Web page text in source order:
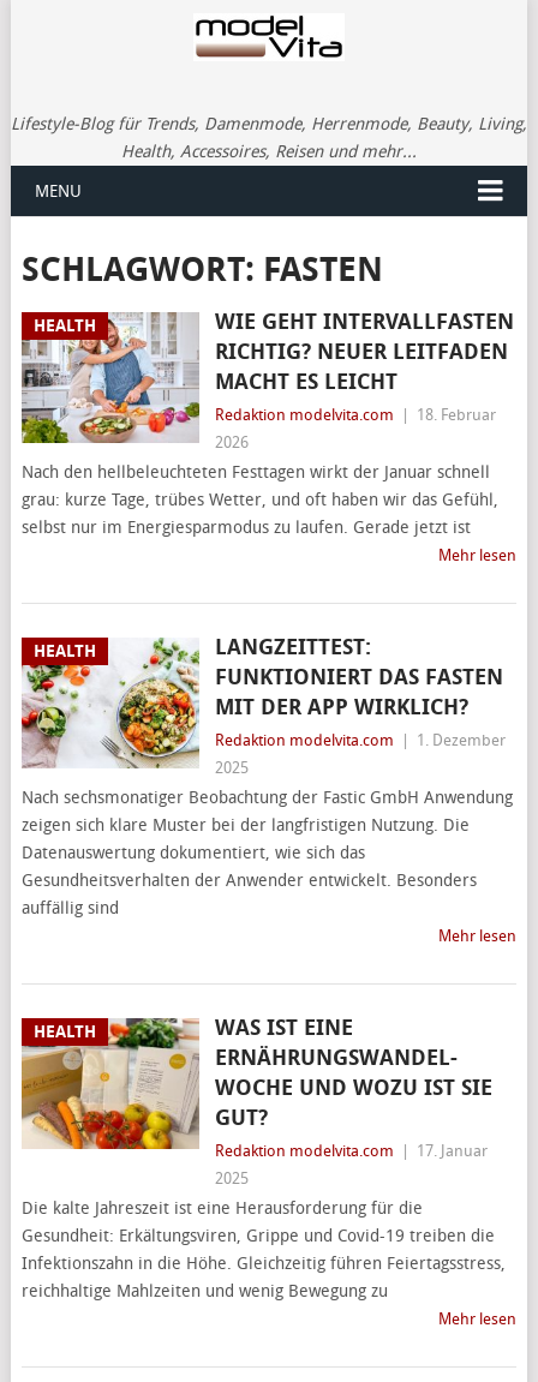
Lifestyle-Blog für Trends, Damenmode, Herrenmode, Beauty, Living,
Health, Accessoires, Reisen und mehr...
MENU
SCHLAGWORT: FASTEN
HEALTH
WIE GEHT INTERVALLFASTEN
RICHTIG? NEUER LEITFADEN
MACHT ES LEICHT
Redaktion modelvita.com
18. Februar
2026
Nach den hellbeleuchteten Festtagen wirkt der Januar schnell
grau: kurze Tage, trübes Wetter, und oft haben wir das Gefühl,
selbst nur im Energiesparmodus zu laufen. Gerade jetzt ist
Mehr lesen
HEALTH
LANGZEITTEST:
FUNKTIONIERT DAS FASTEN
MIT DER APP WIRKLICH?
Redaktion modelvita.com
1. Dezember
2025
Nach sechsmonatiger Beobachtung der Fastic GmbH Anwendung
zeigen sich klare Muster bei der langfristigen Nutzung. Die
Datenauswertung dokumentiert, wie sich das
Gesundheitsverhalten der Anwender entwickelt. Besonders
auffällig sind
Mehr lesen
HEALTH
WAS IST EINE
ERNÄHRUNGSWANDEL-
WOCHE UND WOZU IST SIE
GUT?
Redaktion modelvita.com
17. Januar
2025
Die kalte Jahreszeit ist eine Herausforderung für die
Gesundheit: Erkältungsviren, Grippe und Covid-19 treiben die
Infektionszahn in die Höhe. Gleichzeitig führen Feiertagsstress,
reichhaltige Mahlzeiten und wenig Bewegung zu
Mehr lesen